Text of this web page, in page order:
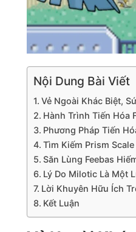
Nội Dung Bài Viết
Vẻ Ngoài Khác Biệt,
Hành Trình Tiến Hóa
Phương Pháp Tiến
Tìm Kiếm Prism
Săn Lùng Feebas
Lý Do Milotic Là Một
Lời Khuyên Hữu Ích
Kết Luận